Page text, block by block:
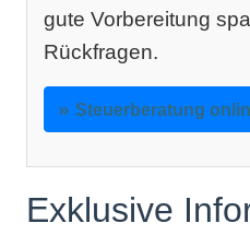
gute Vorbereitung
Rückfragen.
Steuerberatung
Exklusive